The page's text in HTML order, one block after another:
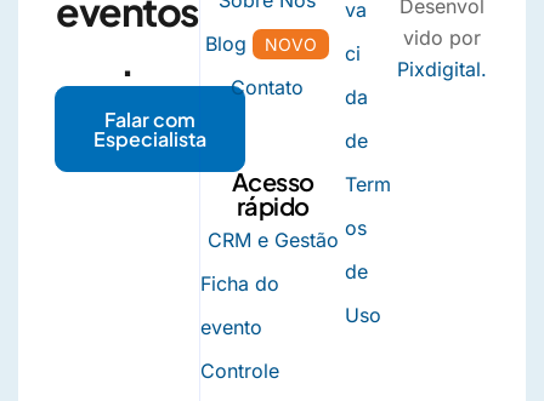
eventos
.
Falar com
Especialista
Blog
NOVO
Contato
Acesso
rápido
CRM e Gestão
Ficha do
evento
Controle
va
ci
da
de
Term
os
de
Uso
Desenvol
vido por
Pixdigital.